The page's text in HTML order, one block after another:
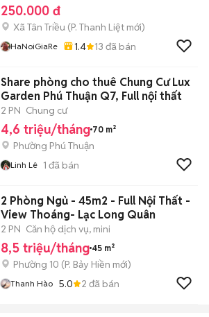
250.000 đ
Xã Tân Triều (P. Thanh Liệt mới)
HaNoiGiaRe 1.4 13 đã bán
Share phòng cho thuê Chung Cư Lux
Garden Phú Thuận Q7, Full nội thất
2 PN Chung cư
4,6 triệu/tháng 70 m²
Phường Phú Thuận
Linh Lê 1 đã bán
2 Phòng Ngủ - 45m2 - Full Nội Thất -
View Thoáng- Lạc Long Quân
2 PN Căn hộ dịch vụ, mini
8,5 triệu/tháng 45 m²
Phường 10 (P. Bảy Hiền mới)
Thanh Hào 5.0 2 đã bán